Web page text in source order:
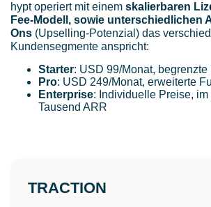
hypt operiert mit einem skalierbaren
Fee-Modell, sowie unterschiedlichen
Ons (Upselling-Potenzial) das
Kundensegmente anspricht:
Starter: USD 99/Monat,
Pro: USD 249/Monat, erweiterte
Enterprise: Individuelle Preise,
Tausend ARR
TRACTION